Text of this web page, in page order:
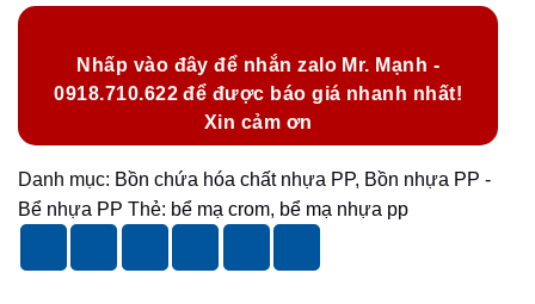
Nhấp vào đây để nhắn zalo Mr. Mạnh -
0918.710.622 để được báo giá nhanh nhất!
Xin cảm ơn
Danh mục: Bồn chứa hóa chất nhựa PP, Bồn nhựa PP -
Bể nhựa PP Thẻ: bể mạ crom, bể mạ nhựa pp